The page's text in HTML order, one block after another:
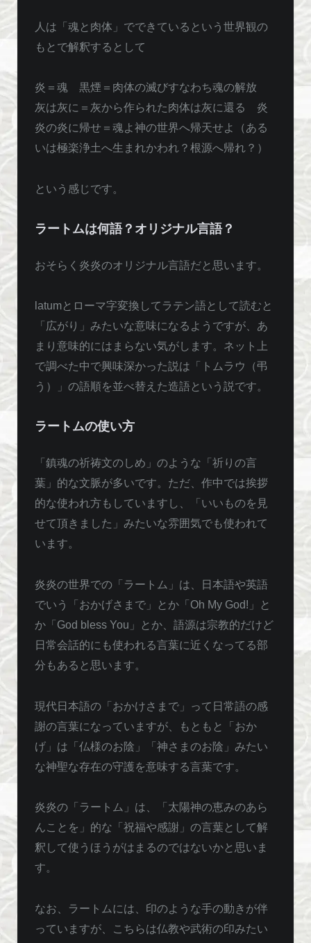
人は「魂と肉体」でできているという世界観の
もとで解釈するとして
炎＝魂 黒煙＝肉体の滅びすなわち魂の解放
灰は灰に＝灰から作られた肉体は灰に還る 炎
炎の炎に帰せ＝魂よ神の世界へ帰天せよ（ある
いは極楽浄土へ生まれかわれ？根源へ帰れ？）
という感じです。
ラートムは何語？オリジナル言語？
おそらく炎炎のオリジナル言語だと思います。
latumとローマ字変換してラテン語として読むと
「広がり」みたいな意味になるようですが、あ
まり意味的にはまらない気がします。ネット上
で調べた中で興味深かった説は「トムラウ（弔
う）」の語順を並べ替えた造語という説です。
ラートムの使い方
「鎮魂の祈祷文のしめ」のような「祈りの言
葉」的な文脈が多いです。ただ、作中では挨拶
的な使われ方もしていますし、「いいものを見
せて頂きました」みたいな雰囲気でも使われて
います。
炎炎の世界での「ラートム」は、日本語や英語
でいう「おかげさまで」とか「Oh My God!」と
か「God bless You」とか、語源は宗教的だけど
日常会話的にも使われる言葉に近くなってる部
分もあると思います。
現代日本語の「おかけさまで」って日常語の感
謝の言葉になっていますが、もともと「おか
げ」は「仏様のお陰」「神さまのお陰」みたい
な神聖な存在の守護を意味する言葉です。
炎炎の「ラートム」は、「太陽神の恵みのあら
んことを」的な「祝福や感謝」の言葉として解
釈して使うほうがはまるのではないかと思いま
す。
なお、ラートムには、印のような手の動きが伴
っていますが、こちらは仏教や武術の印みたい